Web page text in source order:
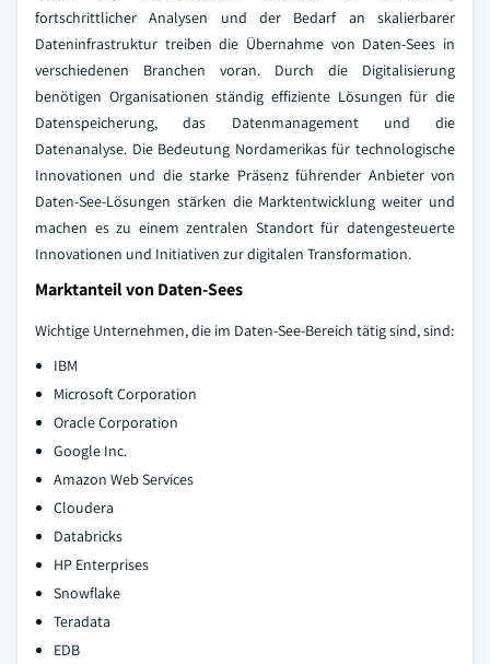
fortschrittlicher Analysen und der Bedarf an skalierbarer
Dateninfrastruktur treiben die Übernahme von Daten-Sees in
verschiedenen Branchen voran. Durch die Digitalisierung
benötigen Organisationen ständig effiziente Lösungen für die
Datenspeicherung, das Datenmanagement und die
Datenanalyse. Die Bedeutung Nordamerikas für technologische
Innovationen und die starke Präsenz führender Anbieter von
Daten-See-Lösungen stärken die Marktentwicklung weiter und
machen es zu einem zentralen Standort für datengesteuerte
Innovationen und Initiativen zur digitalen Transformation.
Marktanteil von Daten-Sees
Wichtige Unternehmen, die im Daten-See-Bereich tätig sind, sind:
IBM
Microsoft Corporation
Oracle Corporation
Google Inc.
Amazon Web Services
Cloudera
Databricks
HP Enterprises
Snowflake
Teradata
EDB